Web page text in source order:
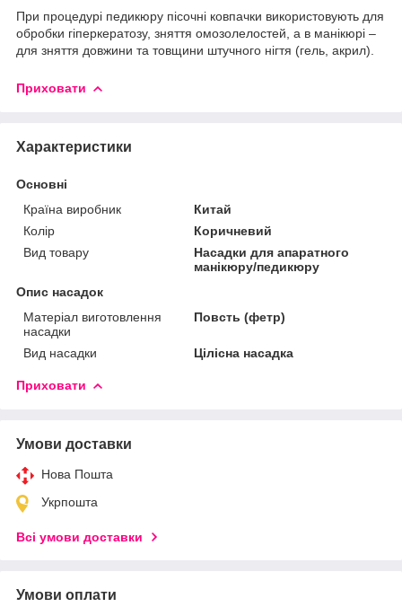
При процедурі педикюру пісочні ковпачки використовують для
обробки гіперкератозу, зняття омозолелостей, а в манікюрі –
для зняття довжини та товщини штучного нігтя (гель, акрил).
Приховати
Характеристики
Основні
Країна виробник
Китай
Колір
Коричневий
Вид товару
Насадки для апаратного
манікюру/педикюру
Опис насадок
Матеріал виготовлення
насадки
Повсть (фетр)
Вид насадки Цілісна насадка
Приховати
Умови доставки
Нова Пошта
Укрпошта
Всі умови доставки
Умови оплати